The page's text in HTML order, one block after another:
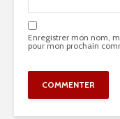
Enregistrer mon nom,
pour mon prochain